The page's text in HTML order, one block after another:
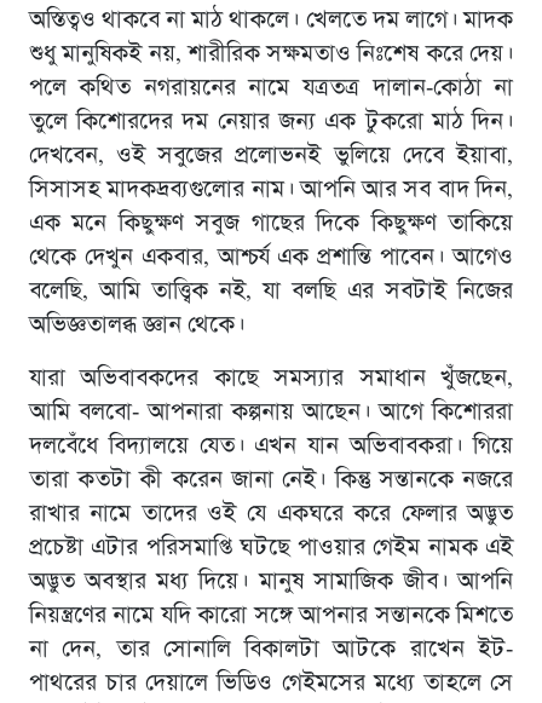
অস্তিত্বও থাকবে না মাঠ থাকলে। খেলতে দম লাগে। মাদক
শুধু মানুষিকই নয়, শারীরিক সক্ষমতাও নিঃশেষ করে দেয়।
পলে কথিত নগরায়নের নামে যত্রতত্র দালান-কোঠা না
তুলে কিশোরদের দম নেয়ার জন্য এক টুকরো মাঠ দিন।
দেখবেন, ওই সবুজের প্রলোভনই ভুলিয়ে দেবে ইয়াবা,
সিসাসহ মাদকদ্রব্যগুলোর নাম। আপনি আর সব বাদ দিন,
এক মনে কিছুক্ষণ সবুজ গাছের দিকে কিছুক্ষণ তাকিয়ে
থেকে দেখুন একবার, আশ্চর্য এক প্রশান্তি পাবেন। আগেও
বলেছি, আমি তাত্ত্বিক নই, যা বলছি এর সবটাই নিজের
অভিজ্ঞতালব্ধ জ্ঞান থেকে।
যারা অভিবাবকদের কাছে সমস্যার সমাধান খুঁজছেন,
আমি বলবো- আপনারা কল্পনায় আছেন। আগে কিশোররা
দলবেঁধে বিদ্যালয়ে যেত। এখন যান অভিবাবকরা। গিয়ে
তারা কতটা কী করেন জানা নেই। কিন্তু সন্তানকে নজরে
রাখার নামে তাদের ওই যে একঘরে করে ফেলার অদ্ভুত
প্রচেষ্টা এটার পরিসমাপ্তি ঘটছে পাওয়ার গেইম নামক এই
অদ্ভুত অবস্থার মধ্য দিয়ে। মানুষ সামাজিক জীব। আপনি
নিয়ন্ত্রণের নামে যদি কারো সঙ্গে আপনার সন্তানকে মিশতে
না দেন, তার সোনালি বিকালটা আটকে রাখেন ইট-
পাথরের চার দেয়ালে ভিডিও গেইমসের মধ্যে তাহলে সে